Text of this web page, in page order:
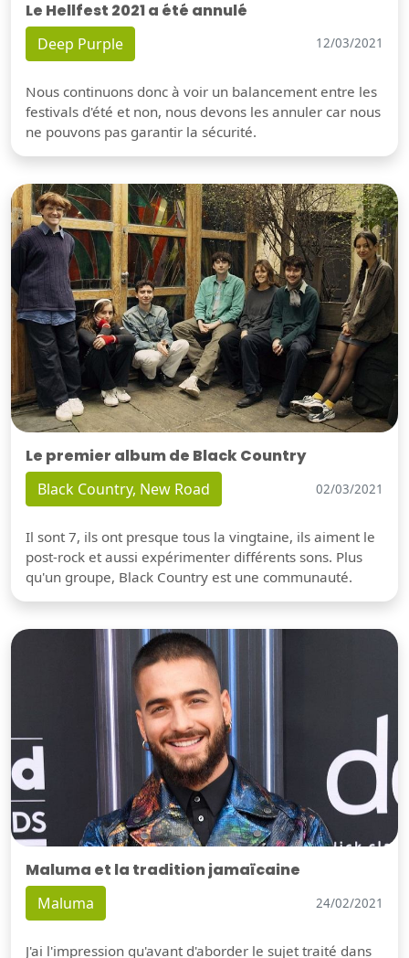
Le Hellfest 2021 a été annulé
Deep Purple 12/03/2021
Nous continuons donc à voir un balancement entre les
festivals d'été et non, nous devons les annuler car nous
ne pouvons pas garantir la sécurité.
Le premier album de Black Country
Black Country, New Road 02/03/2021
Il sont 7, ils ont presque tous la vingtaine, ils aiment le
post-rock et aussi expérimenter différents sons. Plus
qu'un groupe, Black Country est une communauté.
Maluma et la tradition jamaïcaine
Maluma 24/02/2021
J'ai l'impression qu'avant d'aborder le sujet traité dans